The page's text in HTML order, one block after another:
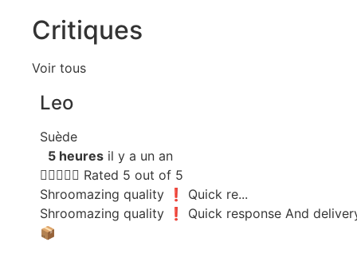
Critiques
Voir tous
Leo
Suède
5 heures il y a un an
 Rated 5 out of 5
Shroomazing quality ❗️ Quick re...
Shroomazing quality ❗️ Quick response And
📦